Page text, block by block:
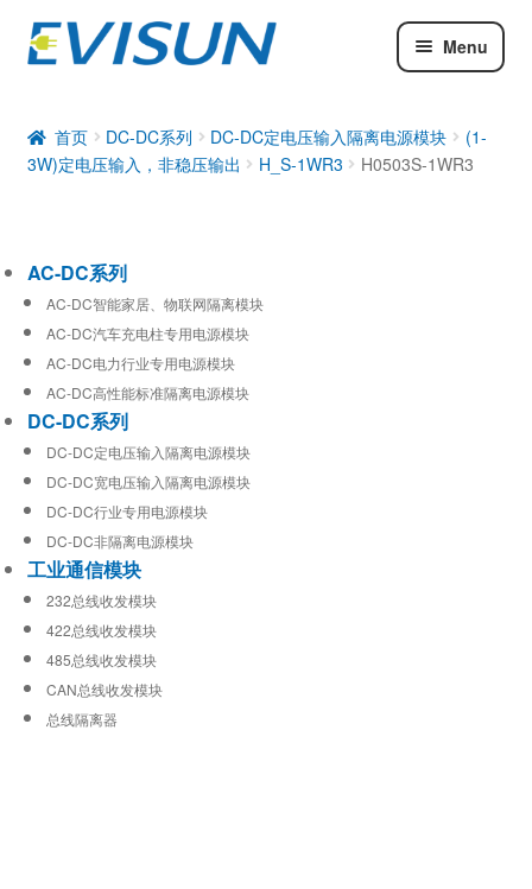
Menu
DC-DC系列
工业通信模块
首页 DC-DC系列 DC-DC定电压输入隔离电源模块
(1-
3W)定电压输入，非稳压输出
H_S-1WR3 H0503S-1WR3
AC-DC系列
AC-DC智能家居、物联网隔离模块
AC-DC汽车充电柱专用电源模块
AC-DC电力行业专用电源模块
AC-DC高性能标准隔离电源模块
DC-DC系列
DC-DC定电压输入隔离电源模块
DC-DC宽电压输入隔离电源模块
DC-DC行业专用电源模块
DC-DC非隔离电源模块
工业通信模块
232总线收发模块
422总线收发模块
485总线收发模块
CAN总线收发模块
总线隔离器